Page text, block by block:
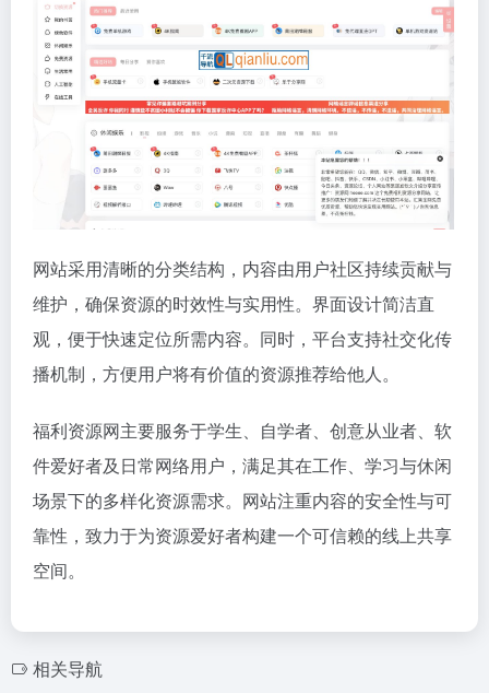
网站采用清晰的分类结构，内容由用户社区持续贡献与
维护，确保资源的时效性与实用性。界面设计简洁直
观，便于快速定位所需内容。同时，平台支持社交化传
播机制，方便用户将有价值的资源推荐给他人。
福利资源网主要服务于学生、自学者、创意从业者、软
件爱好者及日常网络用户，满足其在工作、学习与休闲
场景下的多样化资源需求。网站注重内容的安全性与可
靠性，致力于为资源爱好者构建一个可信赖的线上共享
空间。
相关导航